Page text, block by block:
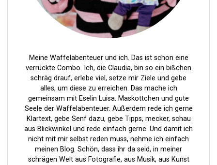
Meine Waffelabenteuer und ich. Das ist schon eine
verrückte Combo. Ich, die Claudia, bin so ein bißchen
schräg drauf, erlebe viel, setze mir Ziele und gebe
alles, um diese zu erreichen. Das mache ich
gemeinsam mit Eselin Luisa. Maskottchen und gute
Seele der Waffelabenteuer. Außerdem rede ich gerne
Klartext, gebe Senf dazu, gebe Tipps, mecker, schau
aus Blickwinkel und rede einfach gerne. Und damit ich
nicht mit mir selbst reden muss, nehme ich einfach
meinen Blog. Schön, dass ihr da seid, in meiner
schrägen Welt aus Fotografie, aus Musik, aus Kunst